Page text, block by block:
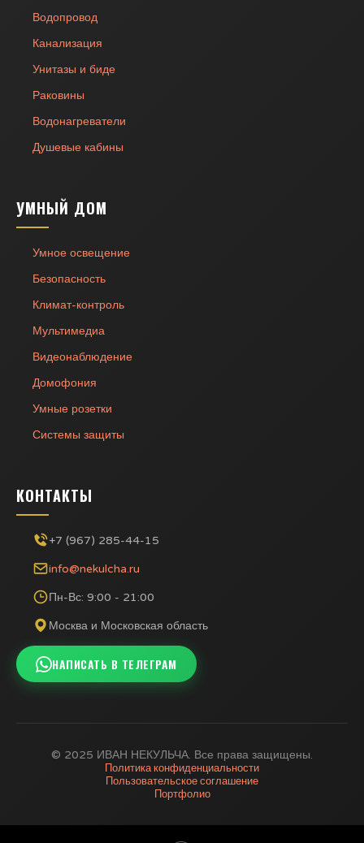
Водопровод
Канализация
Унитазы и биде
Раковины
Водонагреватели
Душевые кабины
УМНЫЙ ДОМ
Умное освещение
Безопасность
Климат-контроль
Мультимедиа
Видеонаблюдение
Домофония
Умные розетки
Системы защиты
КОНТАКТЫ
+7 (967) 285-44-15
info@nekulcha.ru
Пн-Вс: 9:00 - 21:00
Москва и Московская область
НАПИСАТЬ В ТЕЛЕГРАМ
© 2025 ИВАН НЕКУЛЬЧА. Все права защищены.
Политика конфиденциальности
Пользовательское соглашение
Портфолио